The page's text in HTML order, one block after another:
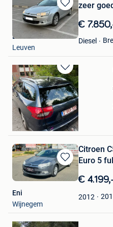
Bewaren
in
Mijn
Favorieten
zeer
€
Diesel
El-S-BE
Leuven
Bewaren
in
Mijn
Favorieten
Ahmed Alshaer
Zwijndrecht
Bewaren
in
Favorieten
Citroen
Euro 5
€
2012
Eni
Wijnegem